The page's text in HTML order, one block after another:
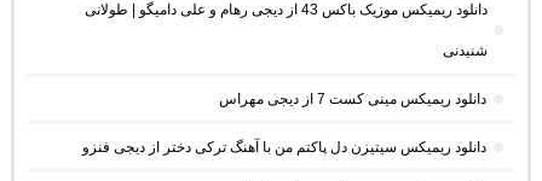
دانلود ریمیکس موزیک باکس 43 از دیجی رهام و علی دامیگو | طولانی
شنیدنی
دانلود ریمیکس مینی کست 7 از دیجی مهراس
دانلود ریمیکس سیتیزن دل پاکتم من با آهنگ ترکی دختر از دیجی فنزو